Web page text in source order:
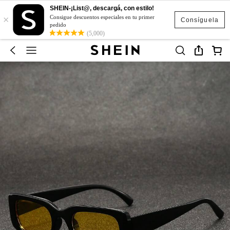
Consíguela
×
SHEIN-¡List@, descargá, con estilo!
Consigue descuentos especiales en tu primer
pedido
(5,000)